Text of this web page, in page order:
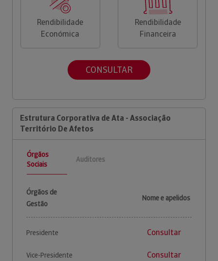
Rendibilidade
Económica
Rendibilidade
Financeira
CONSULTAR
Estrutura Corporativa de Ata - Associação
Território De Afetos
Órgãos
Sociais
Auditores
Órgãos de
Gestão
Nome e apelidos
Presidente Consultar
Vice-Presidente Consultar